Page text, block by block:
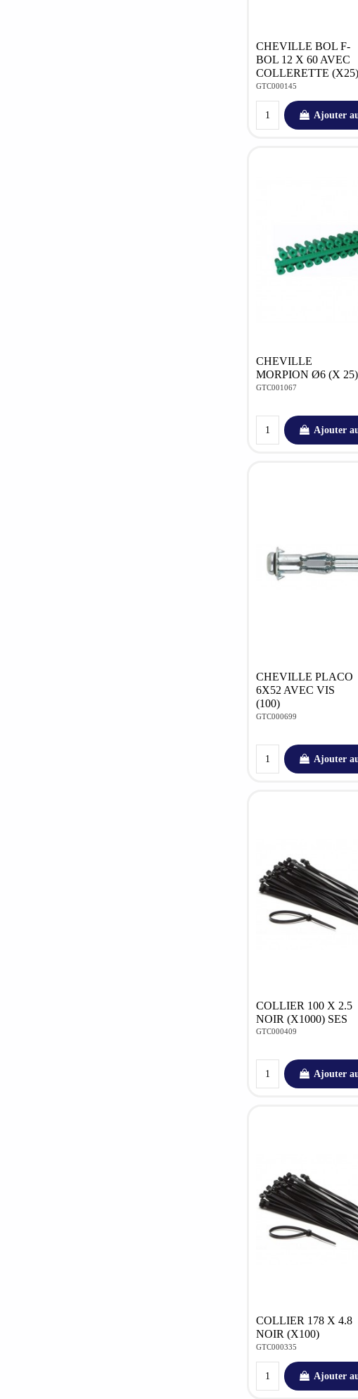
CHEVILLE BOL F-
BOL 12 X 60 AVEC
COLLERETTE (X25)
GTC000145
Ajouter
CHEVILLE
MORPION Ø6 (X 25)
GTC001067
Ajouter
CHEVILLE PLACO
6X52 AVEC VIS
(100)
GTC000699
Ajouter
COLLIER 100 X 2.5
NOIR (X1000) SES
GTC000409
Ajouter
COLLIER 178 X 4.8
NOIR (X100)
GTC000335
Ajouter